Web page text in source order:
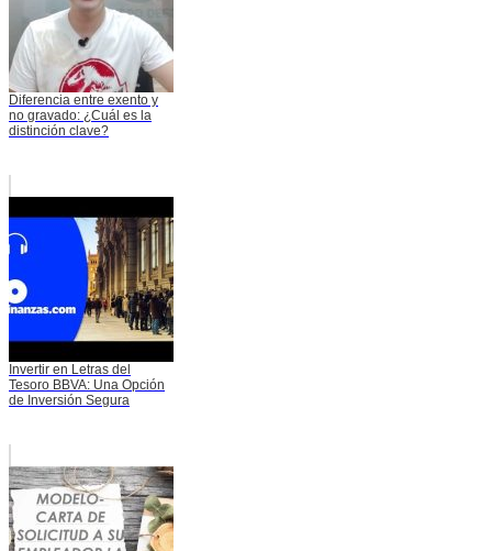
Diferencia entre exento y
no gravado: ¿Cuál es la
distinción clave?
Invertir en Letras del
Tesoro BBVA: Una Opción
de Inversión Segura